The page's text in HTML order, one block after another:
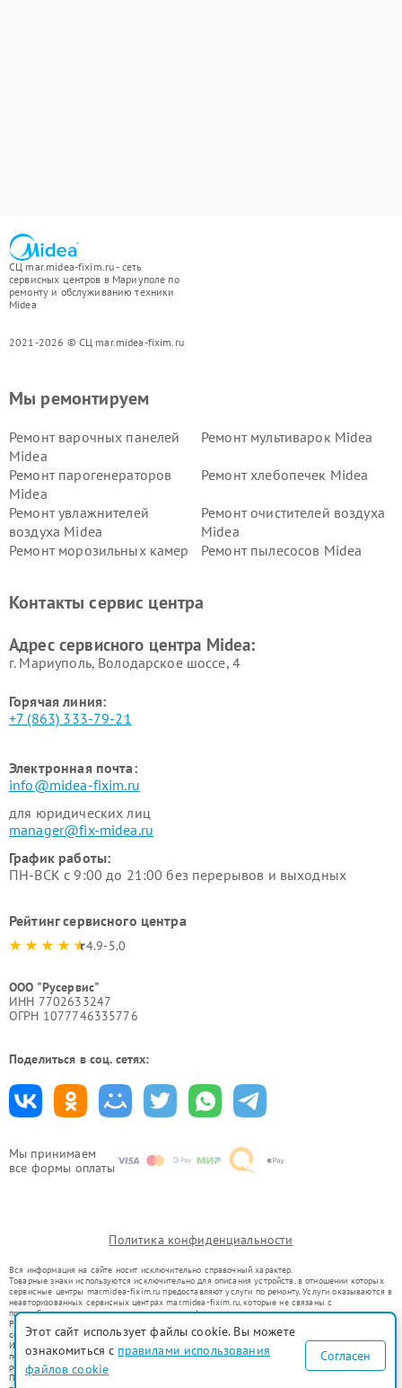
СЦ mar.midea-fixim.ru - сеть
сервисных центров в Мариуполе по
ремонту и обслуживанию техники
Midea
2021-2026 © СЦ mar.midea-fixim.ru
Мы принимаем
все формы оплаты
Мы ремонтируем
Ремонт варочных панелей
Midea
Ремонт мультиварок Midea
Ремонт парогенераторов
Midea
Ремонт хлебопечек Midea
Ремонт увлажнителей
воздуха Midea
Ремонт очистителей воздуха
Midea
Ремонт морозильных камер
Ремонт пылесосов Midea
пылесосов Midea
Midea
Контакты сервис центра
Адрес сервисного центра Midea:
г. Мариуполь, Володарское шоссе, 4
Горячая линия:
+7 (863) 333-79-21
Электронная почта:
info@midea-fixim.ru
для юридических лиц
manager@fix-midea.ru
График работы:
ПН-ВСК с 9:00 до 21:00 без перерывов и выходных
Рейтинг сервисного центра
4.9-5.0
ООО "Русервис"
ИНН 7702633247
ОГРН 1077746335776
Поделиться в соц. сетях:
Политика конфиденциальности
Вся информация на сайте носит исключительно справочный характер.
Товарные знаки используются исключительно для описания устройств, в отношении которых
сервисные центры mar.midea-fixim.ru предоставляют услуги по ремонту. Услуги оказываются в
неавторизованных сервисных центрах mar.midea-fixim.ru, которые не связаны с
правообладателями товарных знаков или их официальными представителями.
Ремонт осуществляется для устройств, уже введенных в гражданский оборот в соответствии
со статьей 1487 ГК РФ.
Использование товарных знаков не преследует цели индивидуализации услуг или введения
потребителей в заблуждение, а служит для информирования о предоставляемых услугах по
ремонту техники указанных брендов.
Представленная на сайте информация не является публичной офертой, определяемой
Этот сайт использует файлы cookie. Вы можете
ознакомиться с правилами использования
файлов cookie
Согласен